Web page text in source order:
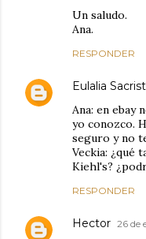
Un saludo.
Ana.
RESPONDER
Eulalia
Ana: en ebay
yo conozco.
seguro y no
Veckia: ¿qué
Kiehl's?
RESPONDER
Hector 26 de